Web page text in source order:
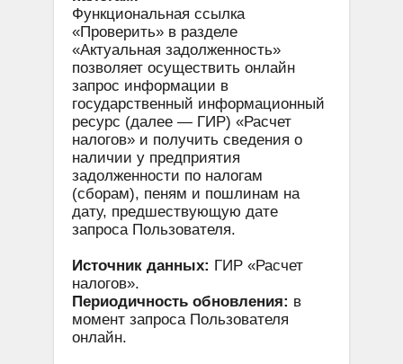
Функциональная ссылка
«Проверить» в разделе
«Актуальная задолженность»
позволяет осуществить онлайн
запрос информации в
государственный информационный
ресурс (далее — ГИР) «Расчет
налогов» и получить сведения о
наличии у предприятия
задолженности по налогам
(сборам), пеням и пошлинам на
дату, предшествующую дате
запроса Пользователя.
Источник данных: ГИР «Расчет
налогов».
Периодичность обновления: в
момент запроса Пользователя
онлайн.